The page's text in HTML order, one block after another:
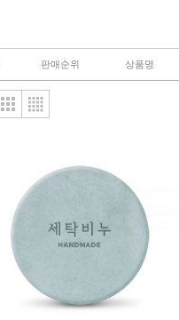
판매순위 상품명